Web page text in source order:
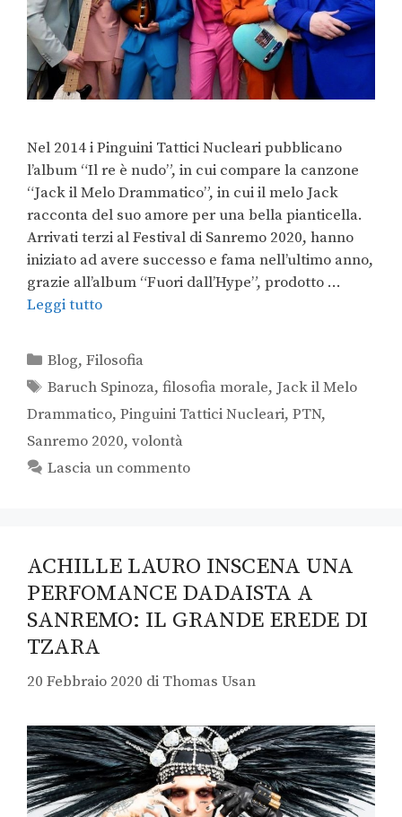
Nel 2014 i Pinguini Tattici Nucleari pubblicano
l’album “Il re è nudo”, in cui compare la canzone
“Jack il Melo Drammatico”, in cui il melo Jack
racconta del suo amore per una bella pianticella.
Arrivati terzi al Festival di Sanremo 2020, hanno
iniziato ad avere successo e fama nell’ultimo anno,
grazie all’album “Fuori dall’Hype”, prodotto …
Leggi tutto
Blog,Filosofia
Baruch Spinoza,filosofia morale, Jack il Melo
Drammatico, Pinguini Tattici Nucleari, PTN,
Sanremo 2020, volontà
Lascia un commento
ACHILLE LAURO INSCENA UNA
PERFOMANCE DADAISTA A
SANREMO: IL GRANDE EREDE DI
TZARA
20 Febbraio 2020 di Thomas Usan